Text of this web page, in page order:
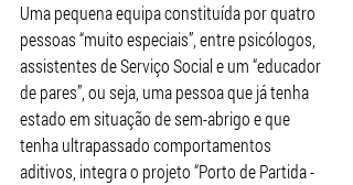
Uma pequena equipa constituída por quatro
pessoas “muito especiais”, entre psicólogos,
assistentes de Serviço Social e um “educador
de pares”, ou seja, uma pessoa que já tenha
estado em situação de sem-abrigo e que
tenha ultrapassado comportamentos
aditivos, integra o projeto “Porto de Partida -